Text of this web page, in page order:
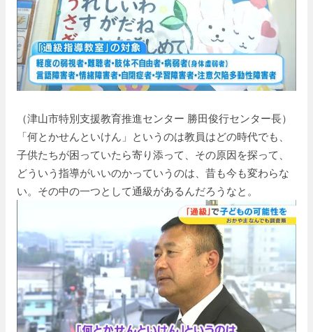
（津山市特別支援教育推進センター 勝田俊行センター長）
「何とかせんといけん」というのは教員はどの時代でも、
子供たちが困っていたら寄り添って、その原因を探って、
どういう指導がいいのかっていうのは、昔も今も変わらな
い。その中の一つとして通級があるんだろうなと。